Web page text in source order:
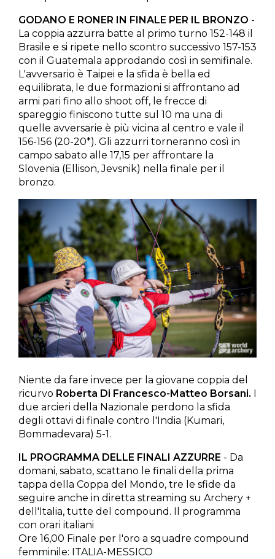
GODANO E RONER IN FINALE PER IL BRONZO -
La coppia azzurra batte al primo turno 152-148 il
Brasile e si ripete nello scontro successivo 157-153
con il Guatemala approdando così in semifinale.
L'avversario è Taipei e la sfida è bella ed
equilibrata, le due formazioni si affrontano ad
armi pari fino allo shoot off, le frecce di
spareggio finiscono tutte sul 10 ma una di
quelle avversarie è più vicina al centro e vale il
156-156 (20-20*). Gli azzurri torneranno così in
campo sabato alle 17,15 per affrontare la
Slovenia (Ellison, Jevsnik) nella finale per il
bronzo.
Niente da fare invece per la giovane coppia del
ricurvo Roberta Di Francesco-Matteo Borsani.
due arcieri della Nazionale perdono la sfida
degli ottavi di finale contro l'India (Kumari,
Bommadevara) 5-1.
IL PROGRAMMA DELLE FINALI AZZURRE - Da
domani, sabato, scattano le finali della prima
tappa della Coppa del Mondo, tre le sfide da
seguire anche in diretta streaming su Archery +
dell'Italia, tutte del compound. Il programma
con orari italiani
Ore 16,00 Finale per l'oro a squadre compound
femminile: ITALIA-MESSICO